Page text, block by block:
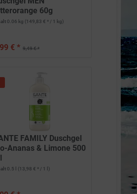
60g
0.06 kg (149,83 € * / 1 kg)
9,49 € *
€ *
FAMILY Duschgel
Ananas & Limone 500
0.5 l (13,98 € * / 1 l)